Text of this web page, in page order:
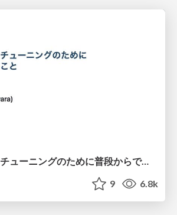
パフォーマンスチューニングのために普段からできること/Performance Tuning: Daily Practices
9 6.8k